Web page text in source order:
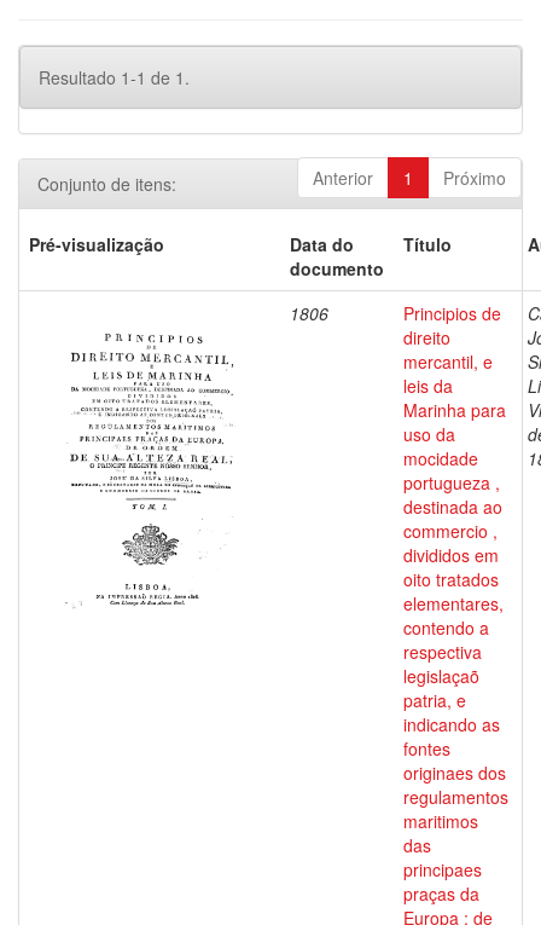
Resultado 1-1 de 1.
Anterior 1 Próximo
Conjunto de itens:
Pré-visualização
Data do
documento
Título
1806
Principios de
direito
mercantil, e
leis da
Marinha para
uso da
mocidade
portugueza ,
destinada ao
commercio ,
divididos em
oito tratados
elementares,
contendo a
respectiva
legislaçaõ
patria, e
indicando as
fontes
originaes dos
regulamentos
maritimos
das
principaes
praças da
Europa : de